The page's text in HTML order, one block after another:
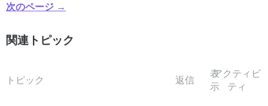
次のページ →
関連トピック
トピック 返信
表
示
アクティビ
ティ